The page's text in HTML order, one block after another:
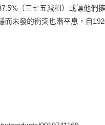
（三七五減租）或讓他們
而未發的衝突也漸平息，自